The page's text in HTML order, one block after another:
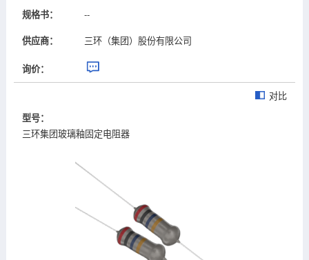
规格书：
--
供应商：
三环（集团）股份有限公司
询价：
型号：
三环集团玻璃釉固定电阻器
对比